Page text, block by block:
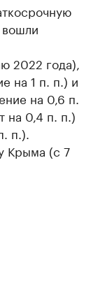
2022 года),
на 1 п. п.) и
на 0,6 п.
на 0,4 п. п.)
п.).
Крыма (с 7